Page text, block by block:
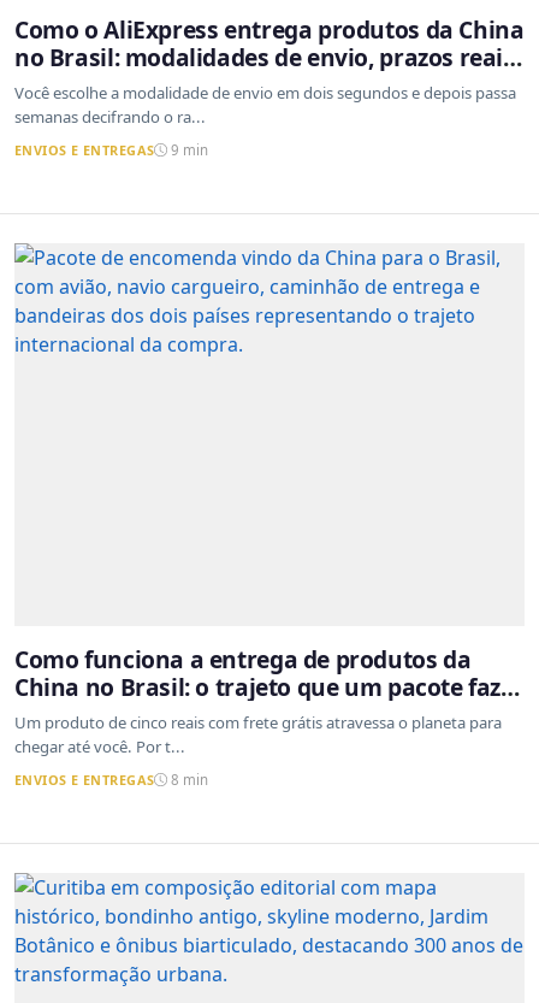
Como o AliExpress entrega produtos da China
no Brasil: modalidades de envio, prazos reais
e o que a Cainiao tem a ver com isso
Você escolhe a modalidade de envio em dois segundos e depois passa
semanas decifrando o ra...
ENVIOS E ENTREGAS 9 min
Como funciona a entrega de produtos da
China no Brasil: o trajeto que um pacote faz
do outro lado do mundo até a sua casa
Um produto de cinco reais com frete grátis atravessa o planeta para
chegar até você. Por t...
ENVIOS E ENTREGAS 8 min